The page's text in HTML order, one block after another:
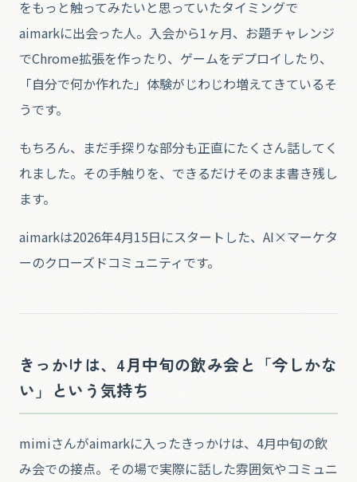
をもっと触ってみたいと思っていたタイミングで
aimarkに出会った人。入会から1ヶ月、お題チャレンジ
でChrome拡張を作ったり、ゲームをデプロイしたり、
「自分で何か作れた」体験がじわじわ増えてきているそ
うです。
もちろん、まだ手探りな部分も正直にたくさん話してく
れました。その手触りを、できるだけそのまま書き残し
ます。
aimarkは2026年4月15日にスタートした、AI×マーケタ
ーのクローズドコミュニティです。
きっかけは、4月中旬の飲み会と「今しかな
い」という気持ち
mimiさんがaimarkに入ったきっかけは、4月中旬の飲
み会での接点。その場で実際に話した雰囲気やコミュニ